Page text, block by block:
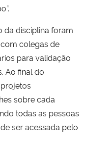
da disciplina foram
colegas de
para validação
Ao final do
sobre cada
todas as pessoas
ser acessada pelo